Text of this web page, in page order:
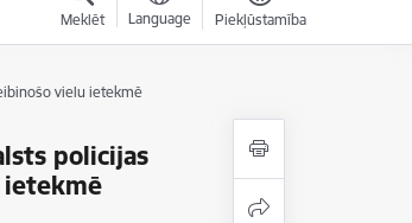
Meklēt Language Piekļūstamība
vielu ietekmē
policijas
ietekmē